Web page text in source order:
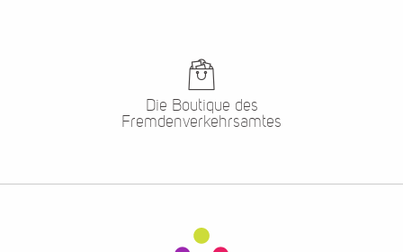
Die Boutique des
Fremdenverkehrsamtes